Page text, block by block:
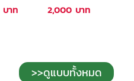
บาท 2,000 บาท
>>ดูแบบทั้งหมด